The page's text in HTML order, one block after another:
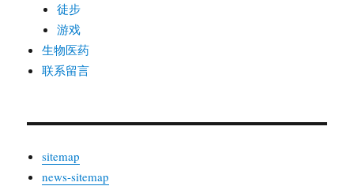
徒步
游戏
生物医药
联系留言
sitemap
news-sitemap